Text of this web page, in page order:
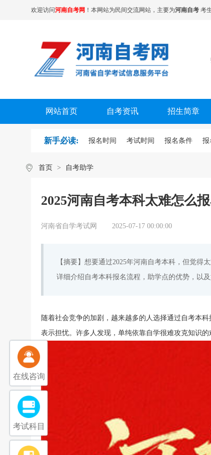
欢迎访问河南自考网 ！本网站为民间交流网站，主要为河南自考 考
网站首页 自考资讯 招生简章
新手必读: 报名时间 考试时间 报名条件 报
首页 > 自考助学
2025河南自考本科太难怎么
河南省自学考试网 2025-07-17 00:00:00
【摘要】想要通过2025年河南自考本科，但觉
详细介绍自考本科报名流程，助学点的优势，以
随着社会竞争的加剧，越来越多的人选择通过自考本
表示担忧。许多人发现，单纯依靠自学很难攻克知识
在线咨询
考试科目